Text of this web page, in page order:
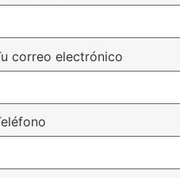
correo electrónico